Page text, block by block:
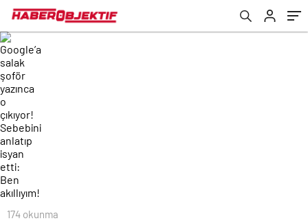
174 okunma